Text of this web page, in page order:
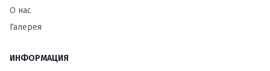
О нас
Галерея
ИНФОРМАЦИЯ